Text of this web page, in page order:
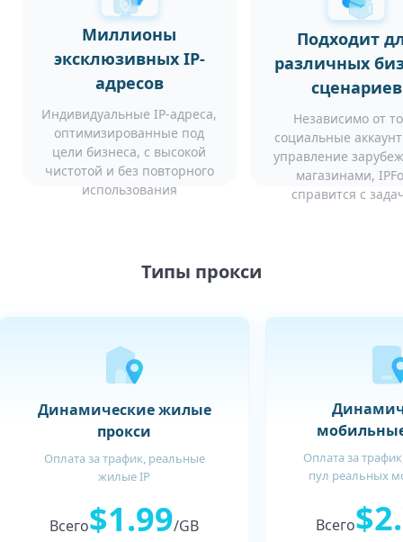
Миллионы
эксклюзивных IP-
адресов
Индивидуальные IP-адреса,
оптимизированные под
цели бизнеса, с высокой
чистотой и без повторного
использования
Подходит
различных
сценариев
Независимо от
социальные
управление
магазинами,
справится с
Типы прокси
Динамические жилые
прокси
Оплата за трафик, реальные
жилые IP
Всего$1.99/GB
Оплата за
пул реальных
Всего